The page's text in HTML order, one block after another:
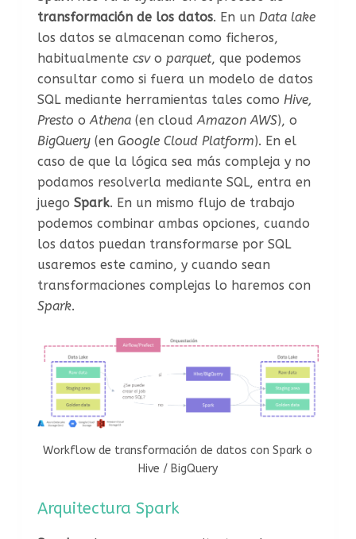
transformación de los datos. En un Data lake
los datos se almacenan como ficheros,
habitualmente csvo parquet, que podemos
consultar como si fuera un modelo de datos
SQL mediante herramientas tales como Hive,
Presto o Athena(en cloudAmazon AWS), o
BigQuery (en Google Cloud Platform). En el
caso de que la lógica sea más compleja y no
podamos resolverla mediante SQL, entra en
juego Spark. En un mismo flujo de trabajo
podemos combinar ambas opciones, cuando
los datos puedan transformarse por SQL
usaremos este camino, y cuando sean
transformaciones complejas lo haremos con
Spark.
Workflow de transformación de datos con Spark o
Hive / BigQuery
Arquitectura Spark